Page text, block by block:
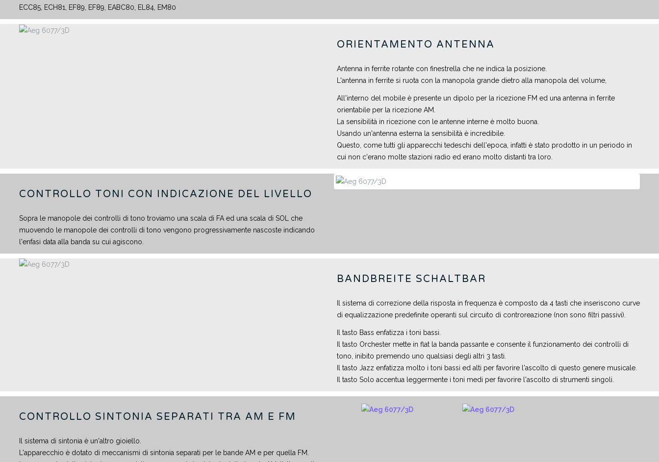
ECC85, ECH81, EF89, EF89, EABC80, EL84, EM80
ORIENTAMENTO ANTENNA
Antenna in ferrite rotante con finestrella che ne indica la posizione.
L'antenna in ferrite si ruota con la manopola grande dietro alla manopola del volume,
All'interno del mobile è presente un dipolo per la ricezione FM ed una antenna in ferrite
orientabile per la ricezione AM.
La sensibilità in ricezione con le antenne interne è molto buona.
Usando un'antenna esterna la sensibilità è incredibile.
Questo, come tutti gli apparecchi tedeschi dell'epoca, infatti è stato prodotto in un periodo in
cui non c'erano molte stazioni radio ed erano molto distanti tra loro.
CONTROLLO TONI CON INDICAZIONE DEL LIVELLO
Sopra le manopole dei controlli di tono troviamo una scala di FA ed una scala di SOL che
muovendo le manopole dei controlli di tono vengono progressivamente nascoste indicando
l'enfasi data alla banda su cui agiscono.
BANDBREITE SCHALTBAR
Il sistema di correzione della risposta in frequenza è composto da 4 tasti che inseriscono curve
di equalizzazione predefinite operanti sul circuito di controreazione (non sono filtri passivi).
Il tasto Bass enfatizza i toni bassi.
Il tasto Orchester mette in flat la banda passante e consente il funzionamento dei controlli di
tono, inibito premendo uno qualsiasi degli altri 3 tasti.
Il tasto Jazz enfatizza molto i toni bassi ed alti per favorire l'ascolto di questo genere musicale.
Il tasto Solo accentua leggermente i toni medi per favorire l'ascolto di strumenti singoli.
CONTROLLO SINTONIA SEPARATI TRA AM E FM
Il sistema di sintonia è un'altro gioiello.
L'apparecchio è dotato di meccanismi di sintonia separati per le bande AM e per quella FM.